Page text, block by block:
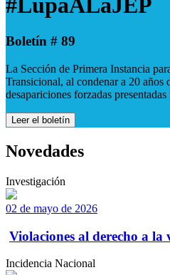
Boletín # 89
La Sección de Primera Instancia
Transicional, al condenar a 20
desapariciones forzadas
Leer el boletín
Novedades
Investigación
02 de mayo de 2026
Violaciones al derecho a la
Incidencia Nacional